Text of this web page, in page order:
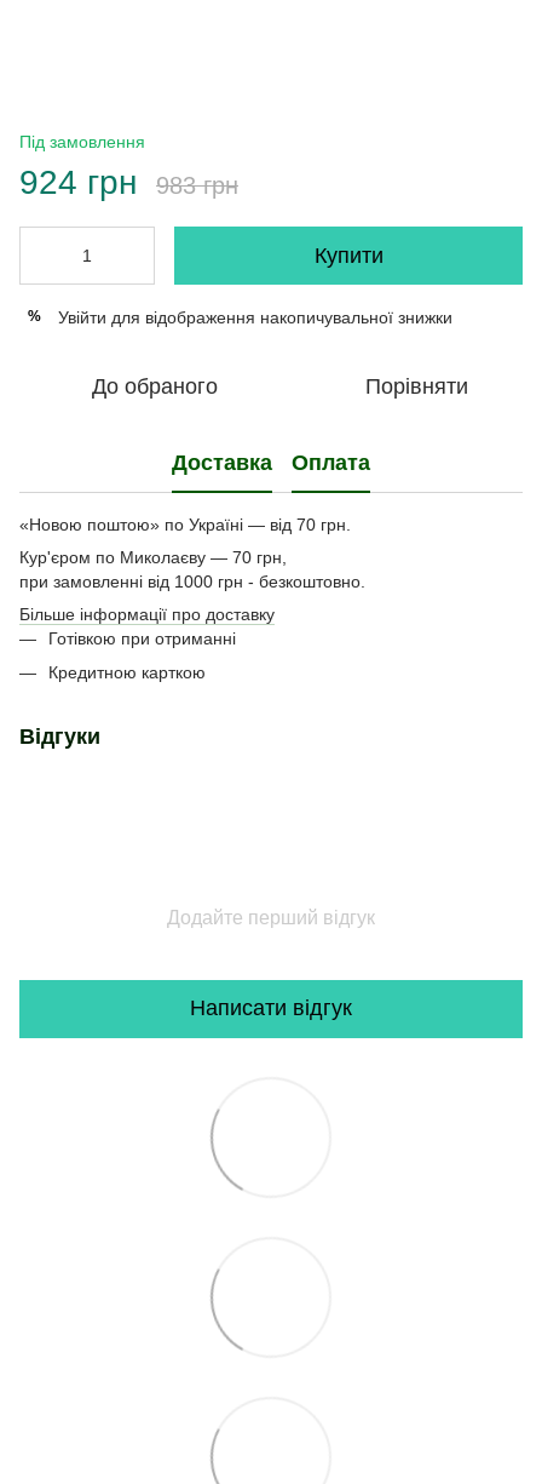
Під замовлення
924 грн 983 грн
Купити
% Увійти для відображення накопичувальної знижки
До обраного Порівняти
Доставка Оплата
«Новою поштою» по Україні — від 70 грн.
Кур'єром по Миколаєву — 70 грн,
при замовленні від 1000 грн - безкоштовно.
Більше інформації про доставку
Готівкою при отриманні
Кредитною карткою
Відгуки
Додайте перший відгук
Написати відгук